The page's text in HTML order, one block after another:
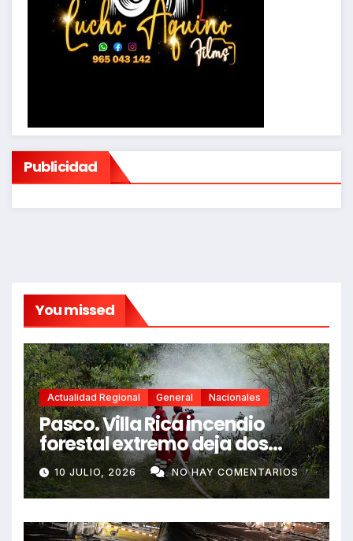
Publicidad
You missed
Actualidad Regional General Nacionales
Pasco. Villa Rica incendio
forestal extremo deja dos
fallecidos y heridos
10 JULIO, 2026 NO HAY COMENTARIOS